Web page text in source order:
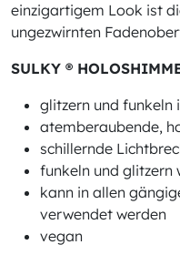
einzigartigem Look ist
ungezwirnten
SULKY ®
glitzern und funkeln
atemberaubende,
schillernde
funkeln und glitzern
kann in allen
verwendet werden
vegan